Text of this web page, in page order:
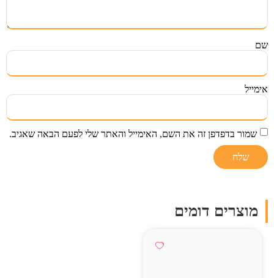
שם
אימייל
שמור בדפדפן זה את השם, האימייל והאתר שלי לפעם הבאה שאגיב.
מוצרים דומים